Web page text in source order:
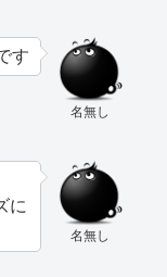
名無し
す
名無し
に